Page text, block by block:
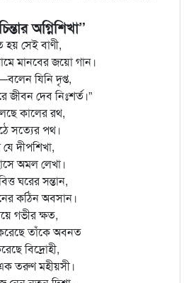
অগ্নিশিখা”
সেই বাণী,
মানবের জয়ো গান।
যিনি দৃপ্ত,
জীবন দেব নিঃশর্ত।”
কালের রথ,
সত্যের পথ।
দীপশিখা,
অমল লেখা।
ঘরের সন্তান,
কঠিন অবসান।
গভীর ক্ষত,
তাঁকে অবনত
বিদ্রোহী,
এক তরুণ মহীয়সী।